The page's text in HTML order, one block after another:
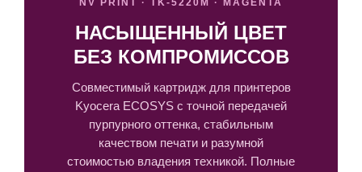
НАСЫЩЕННЫЙ ЦВЕТ
БЕЗ КОМПРОМИССОВ
Совместимый картридж для принтеров
Kyocera ECOSYS с точной передачей
пурпурного оттенка, стабильным
качеством печати и разумной
стоимостью владения техникой. Полные